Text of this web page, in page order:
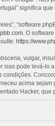
significa
“software
. O
https://
vulgar,
pode levá-
acima
Hacker, que